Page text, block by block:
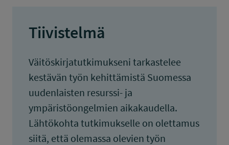
Tiivistelmä
Väitöskirjatutkimukseni tarkastelee
kestävän työn kehittämistä Suomessa
uudenlaisten resurssi- ja
ympäristöongelmien aikakaudella.
Lähtökohta tutkimukselle on olettamus
siitä, että olemassa olevien työn